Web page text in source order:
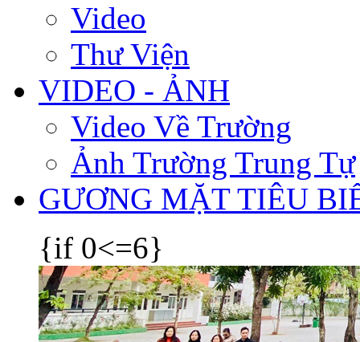
Video
Thư Viện
VIDEO - ẢNH
Video Về Trường
Ảnh Trường Trung Tự
GƯƠNG MẶT TIÊU
{if 0<=6}